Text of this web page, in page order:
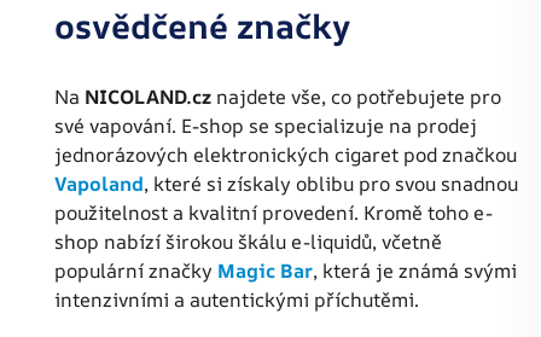
osvědčené značky
Na NICOLAND.cz najdete vše, co potřebujete pro
své vapování. E-shop se specializuje na prodej
jednorázových elektronických cigaret pod značkou
Vapoland, které si získaly oblibu pro svou snadnou
použitelnost a kvalitní provedení. Kromě toho e-
shop nabízí širokou škálu e-liquidů, včetně
populární značky Magic Bar, která je známá svými
intenzivními a autentickými příchutěmi.